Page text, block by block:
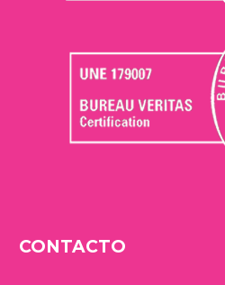
CONTACTO